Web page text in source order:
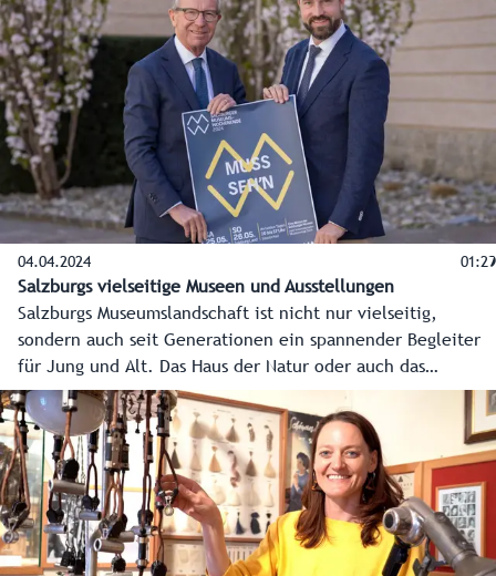
Menge Orte zum Entdecken aber auch Erholen.
04.04.2024 01:29
Salzburgs vielseitige Museen und Ausstellungen
Salzburgs Museumslandschaft ist nicht nur vielseitig,
sondern auch seit Generationen ein spannender Begleiter
für Jung und Alt. Das Haus der Natur oder auch das
Volkskunde-Museum feiern heuer sogar ihr 100-Jahr-
Jubiläum.